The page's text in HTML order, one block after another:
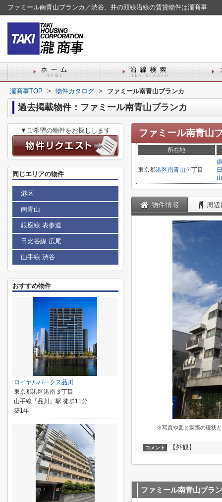
ファミール南青山ブランカ／渋谷、井の頭線沿線の賃貸物件は瀧商事
瀧商事TOP > 物件カタログ > ファミール南青山ブランカ
過去掲載物件：ファミール南青山ブランカ
ファミール南青山
所在地
東京都港区南青山 ７丁目
物件情報 周
※写真や図と実際の現状
コメント 【外観】
ファミール南青山ブラ
▼ご希望の物件をお探しします
同じエリアの物件
港区
南青山
銀座線 表参道
日比谷線 広尾
山手線 渋谷
おすすめ物件
ロイヤルパークス品川
東京都港区港南３丁目
山手線「品川」駅 徒歩11分
築1年